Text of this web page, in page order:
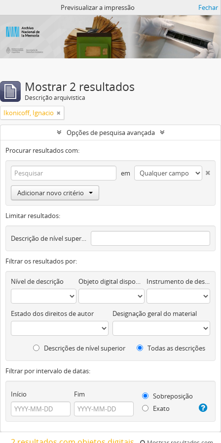
Previsualizar a impressão Fechar
Mostrar 2 resultados
Descrição arquivística
Ikonicoff, Ignacio
Opções de pesquisa avançada
Procurar resultados com:
em
Adicionar novo critério
Limitar resultados:
Descrição de nível superior
Filtrar os resultados por:
Nível de descrição Objeto digital disponível Instrumento de descrição documental
Estado dos direitos de autor Designação geral do material
Descrições de nível superior Todas as descrições
Filtrar por intervalo de datas:
Início Fim
Sobreposição
Exato